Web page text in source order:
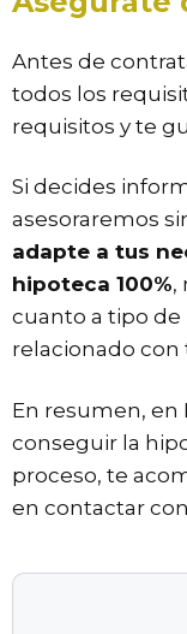
Antes de
todos los
requisitos y te
Si decides
asesoraremos
adapte a tus
hipoteca 100%,
cuanto a tipo de
relacionado con
En resumen, en
conseguir la
proceso, te
en contactar